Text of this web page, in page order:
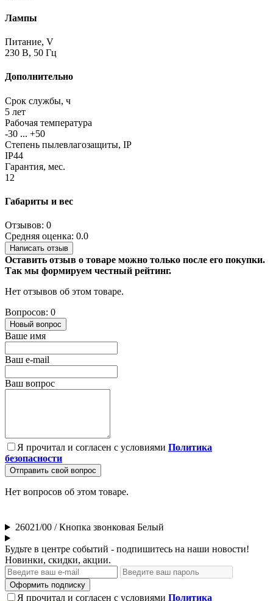
Лампы
Питание, V
230 В, 50 Гц
Дополнительно
Срок службы, ч
5 лет
Рабочая температура
-30 ... +50
Степень пылевлагозащиты, IP
IP44
Гарантия, мес.
12
Габариты и вес
Отзывов: 0
Средняя оценка: 0.0
Написать отзыв
Оставить отзыв о товаре можно только после его покупки.
Так мы формируем честный рейтинг.
Нет отзывов об этом товаре.
Вопросов: 0
Новый вопрос
Ваше имя
Ваш e-mail
Ваш вопрос
Я прочитал и согласен с условиями Политика
безопасности
Отправить свой вопрос
Нет вопросов об этом товаре.
26021/00 / Кнопка звонковая Белый
Будьте в центре событий - подпишитесь на наши новости!
Новинки, скидки, акции.
Оформить подписку
Я прочитал и согласен с условиями Политика